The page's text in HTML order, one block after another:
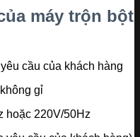
máy trộn bột
cầu của khách hàng
gỉ
hoặc 220V/50Hz